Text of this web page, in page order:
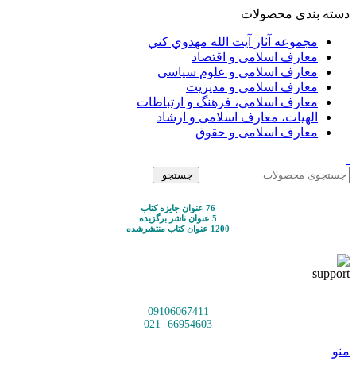
دسته بندی محصولات
مجموعه آثار آيت الله مهدوي كني
معارف اسلامی و اقتصاد
معارف اسلامی و علوم سیاسی
معارف اسلامی و مدیریت
معارف اسلامی، فرهنگ و ارتباطات
الهیات، معارف اسلامی و ارشاد
معارف اسلامی و حقوق
جستجو
76 عنوان جایزه کتاب
5 عنوان ناشر برگزیده
1200 عنوان کتاب منتشرشده
09106067411
66954603- 021
منو